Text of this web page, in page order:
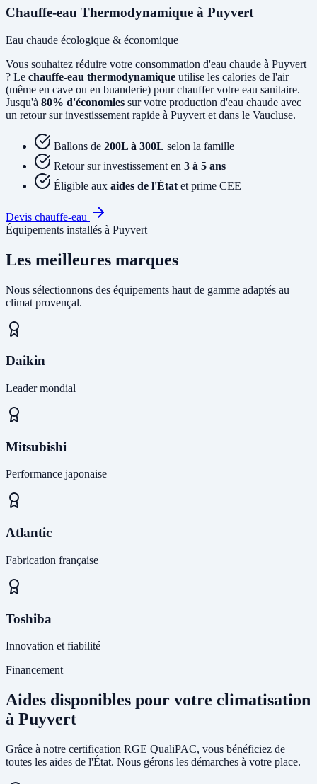
Chauffe-eau Thermodynamique à Puyvert
Eau chaude écologique & économique
Vous souhaitez réduire votre consommation d'eau chaude à Puyvert
? Le chauffe-eau thermodynamique utilise les calories de l'air
(même en cave ou en buanderie) pour chauffer votre eau sanitaire.
Jusqu'à 80% d'économies sur votre production d'eau chaude avec
un retour sur investissement rapide à Puyvert et dans le Vaucluse.
Ballons de 200L à 300L selon la famille
Retour sur investissement en 3 à 5 ans
Éligible aux aides de l'État et prime CEE
Devis chauffe-eau
Équipements installés à Puyvert
Les meilleures marques
Nous sélectionnons des équipements haut de gamme adaptés au
climat provençal.
Daikin
Leader mondial
Mitsubishi
Performance japonaise
Atlantic
Fabrication française
Toshiba
Innovation et fiabilité
Financement
Aides disponibles pour votre climatisation
à Puyvert
Grâce à notre certification RGE QualiPAC, vous bénéficiez de
toutes les aides de l'État. Nous gérons les démarches à votre place.